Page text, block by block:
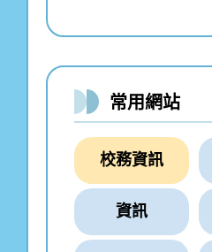
常用網站
校務資訊
資訊